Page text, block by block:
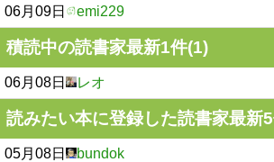
06月09日 emi229
積読中の読書家最新1件(1)
06月08日 レオ
読みたい本に登録した読書家最新
05月08日 bundok